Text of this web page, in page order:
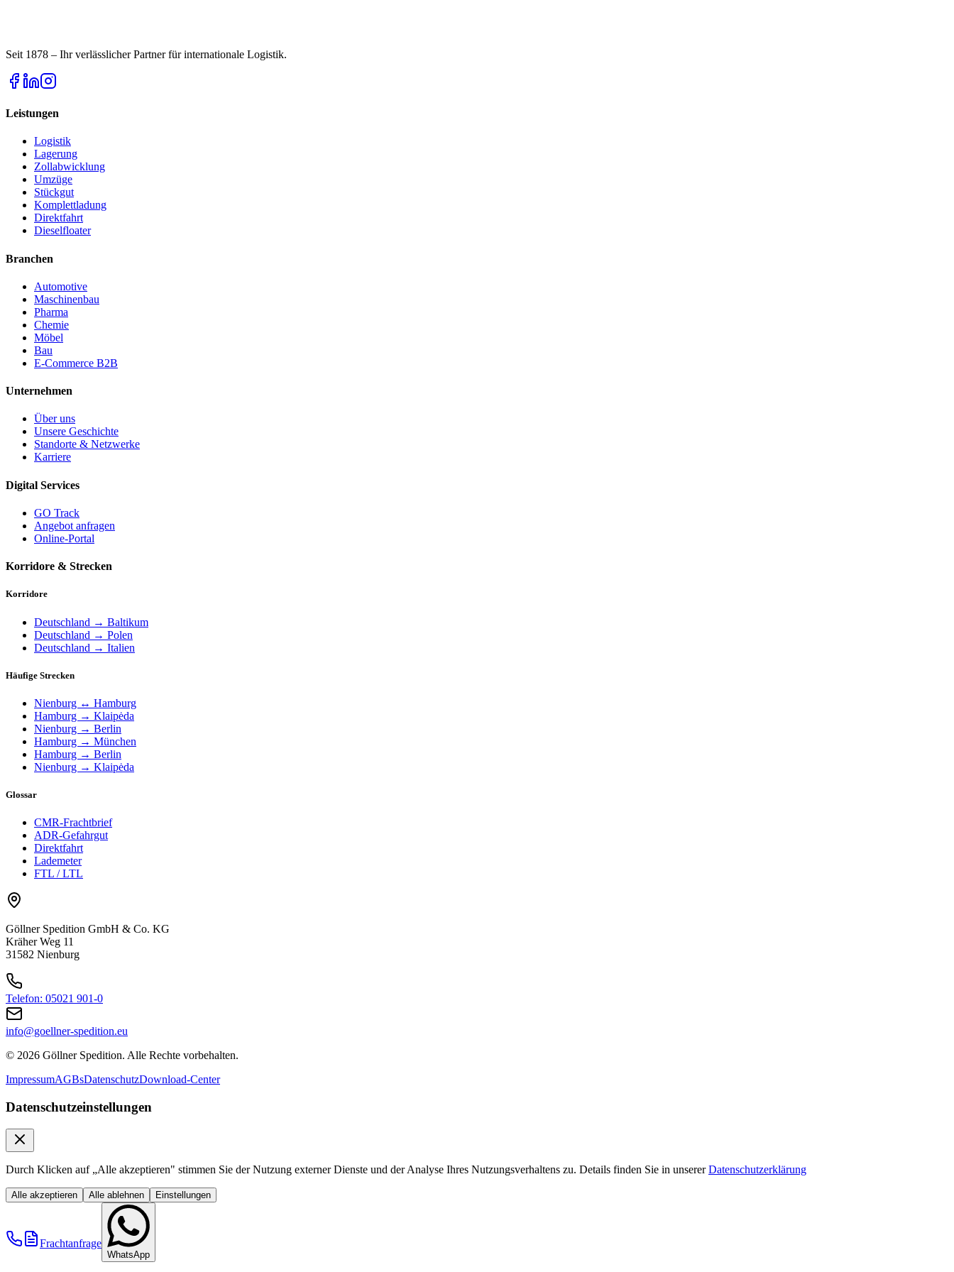
Seit 1878 – Ihr verlässlicher Partner für internationale Logistik.
Leistungen
Logistik
Lagerung
Zollabwicklung
Umzüge
Stückgut
Komplettladung
Direktfahrt
Dieselfloater
Branchen
Automotive
Maschinenbau
Pharma
Chemie
Möbel
Bau
E-Commerce B2B
Unternehmen
Über uns
Unsere Geschichte
Standorte & Netzwerke
Karriere
Digital Services
GO Track
Angebot anfragen
Online-Portal
Korridore & Strecken
Korridore
Deutschland → Baltikum
Deutschland → Polen
Deutschland → Italien
Häufige Strecken
Nienburg ↔ Hamburg
Hamburg → Klaipėda
Nienburg → Berlin
Hamburg → München
Hamburg → Berlin
Nienburg → Klaipėda
Glossar
CMR-Frachtbrief
ADR-Gefahrgut
Direktfahrt
Lademeter
FTL / LTL
Göllner Spedition GmbH & Co. KG
Kräher Weg 11
31582 Nienburg
Telefon: 05021 901-0
info@goellner-spedition.eu
© 2026 Göllner Spedition. Alle Rechte vorbehalten.
ImpressumAGBsDatenschutzDownload-Center
Datenschutzeinstellungen
Durch Klicken auf „Alle akzeptieren" stimmen Sie der Nutzung externer Dienste und der Analyse Ihres Nutzungsverhaltens zu. Details finden Sie in unserer Datenschutzerklärung
Alle akzeptieren Alle ablehnen Einstellungen
Frachtanfrage
WhatsApp